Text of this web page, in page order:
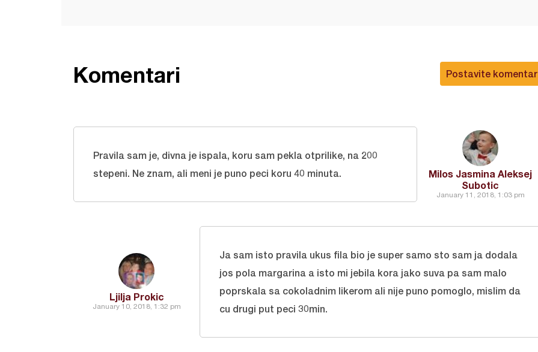
Postavite komentar
Komentari
Milos Jasmina Aleksej
Subotic
January 11, 2018, 1:03 pm
Pravila sam je, divna je ispala, koru sam pekla otprilike, na 200
stepeni. Ne znam, ali meni je puno peci koru 40 minuta.
Ljilja Prokic
January 10, 2018, 1:32 pm
Ja sam isto pravila ukus fila bio je super samo sto sam ja dodala
jos pola margarina a isto mi jebila kora jako suva pa sam malo
poprskala sa cokoladnim likerom ali nije puno pomoglo, mislim da
cu drugi put peci 30min.